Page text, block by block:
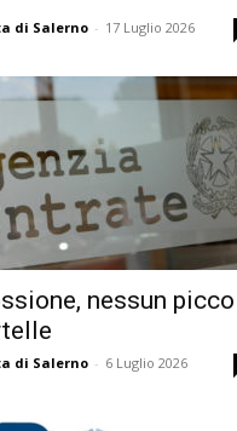
di Salerno - 17 Luglio 2026
nessun picco
di Salerno - 6 Luglio 2026